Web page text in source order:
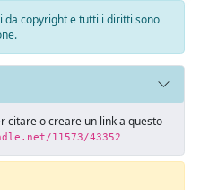
da copyright e tutti i diritti sono
citare o creare un link a questo
11573/43352